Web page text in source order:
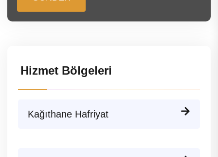
Hizmet Bölgeleri
Kağıthane Hafriyat